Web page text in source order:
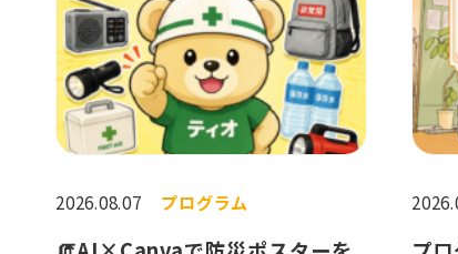
2026.08.07 プログラム